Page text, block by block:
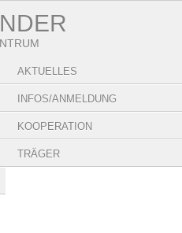
AKTUELLES
INFOS/ANMELDUNG
KOOPERATION
TRÄGER